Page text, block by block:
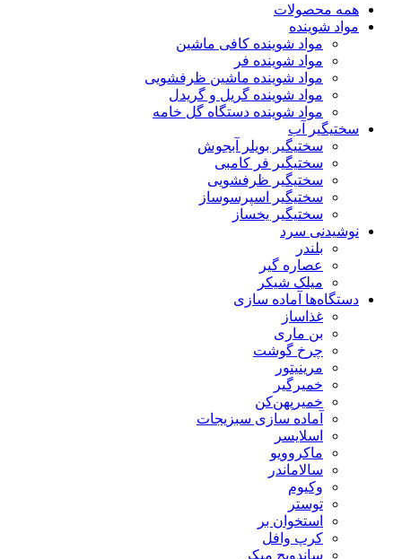
همه محصولات
مواد شوینده
مواد شوینده کافی ماشین
مواد شوینده فر
مواد شوینده ماشین ظرفشویی
مواد شوینده گریل و گریدل
مواد شوینده دستگاه گل خامه
سختیگیر آب
سختیگیر بویلر آبجوش
سختیگیر فر کامبی
سختیگیر ظرفشویی
سختیگیر اسپرسوساز
سختیگیر یخساز
نوشیدنی سرد
بلندر
عصاره گیر
میلک شیکر
دستگاه‌ها آماده سازی
غذاساز
بن ماری
چرخ گوشت
مرینیتور
خمیرگیر
خمیر‌پهن‌کن
آماده سازی سبزیجات
اسلایسر
ماکروویو
سالاماندر
وکیوم
توستر
استخوان بر
کرپ وافل
ساندویچ میکر